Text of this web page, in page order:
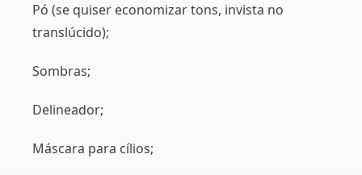
Pó (se quiser economizar tons, invista no
translúcido);
Sombras;
Delineador;
Máscara para cílios;